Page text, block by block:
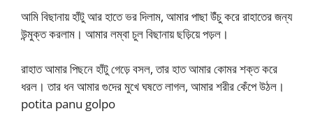
আমি বিছানায় হাঁটু আর হাতে ভর দিলাম, আমার পাছা উঁচু করে রাহাতের জন্য
উন্মুক্ত করলাম। আমার লম্বা চুল বিছানায় ছড়িয়ে পড়ল।
রাহাত আমার পিছনে হাঁটু গেড়ে বসল, তার হাত আমার কোমর শক্ত করে
ধরল। তার ধন আমার গুদের মুখে ঘষতে লাগল, আমার শরীর কেঁপে উঠল।
potita panu golpo